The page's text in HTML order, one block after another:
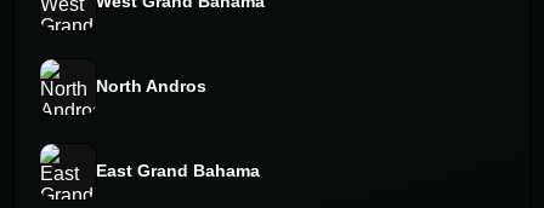
North Andros
East Grand Bahama